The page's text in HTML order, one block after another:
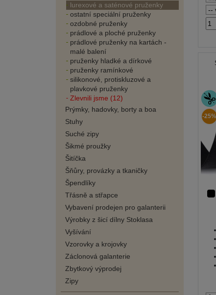
lurexové a saténové pruženky
ostatní speciální pruženky
ozdobné pruženky
prádlové a ploché pruženky
prádlové pruženky na kartách -
malé balení
pruženky hladké a dírkové
pruženky ramínkové
silikonové, protiskluzové a
plavkové pruženky
Zlevnili jsme (12)
Prýmky, hadovky, borty a boa
Stuhy
Suché zipy
Šikmé proužky
Šitíčka
Šňůry, provázky a tkaničky
Špendlíky
Třásně a střapce
Vybavení prodejen pro galanterii
Výrobky z šicí dílny Stoklasa
Vyšívání
Vzorovky a krojovky
Záclonová galanterie
Zbytkový výprodej
Zipy
-25%